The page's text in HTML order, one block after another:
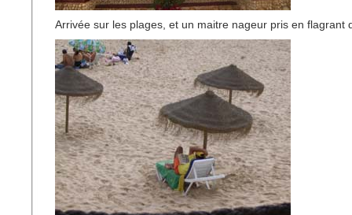
Arrivée sur les plages, et un maitre nageur pris en flagrant